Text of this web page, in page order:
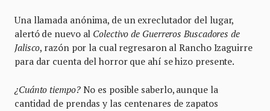
Una llamada anónima, de un exreclutador del lugar,
alertó de nuevo al Colectivo de Guerreros Buscadores de
Jalisco, razón por la cual regresaron al Rancho Izaguirre
para dar cuenta del horror que ahí se hizo presente.
¿Cuánto tiempo?No es posible saberlo, aunque la
cantidad de prendas y las centenares de zapatos